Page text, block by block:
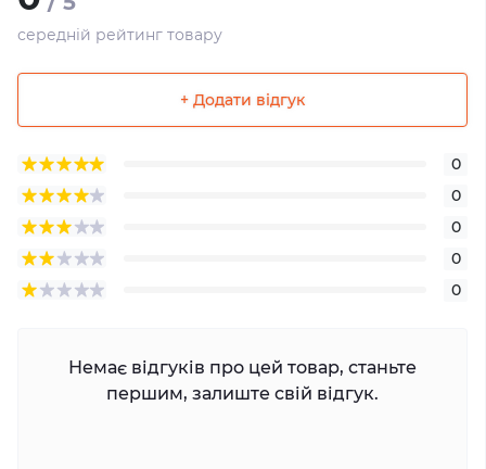
середній рейтинг товару
+ Додати відгук
0
0
0
0
0
Немає відгуків про цей товар, станьте
першим, залиште свій відгук.